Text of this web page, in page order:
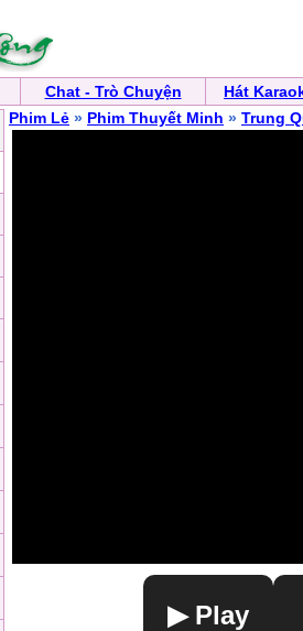
Chat - Trò Chuyện Hát
Phim Lẻ » Phim Thuyết Minh » Trung
▶ Play